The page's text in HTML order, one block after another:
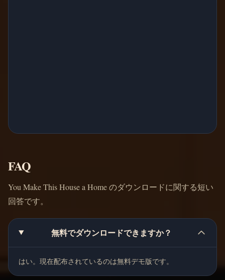
FAQ
You Make This House a Home のダウンロードに関する短い
回答です。
無料でダウンロードできますか？
はい。現在配布されているのは無料デモ版です。